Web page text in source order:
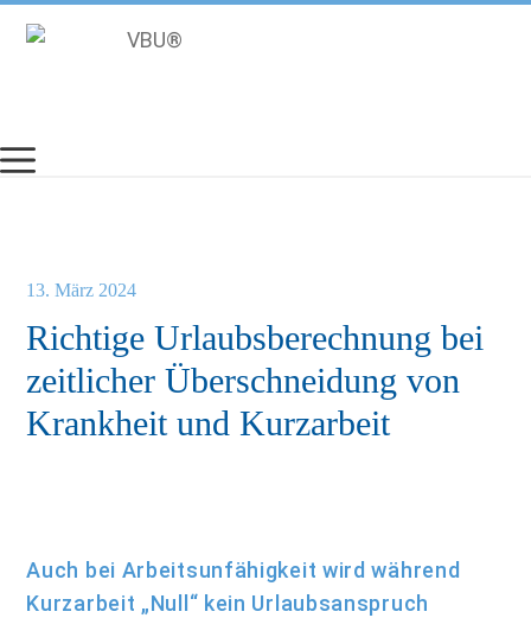
Inhalt
Richtige Urlaubsberechnung bei
zeitlicher Überschneidung von
Krankheit und Kurzarbeit
13. März 2024
Auch bei Arbeitsunfähigkeit wird während
Kurzarbeit „Null“ kein Urlaubsanspruch